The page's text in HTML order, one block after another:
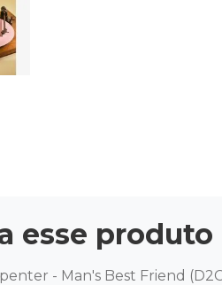
esse produto
- Man's Best Friend